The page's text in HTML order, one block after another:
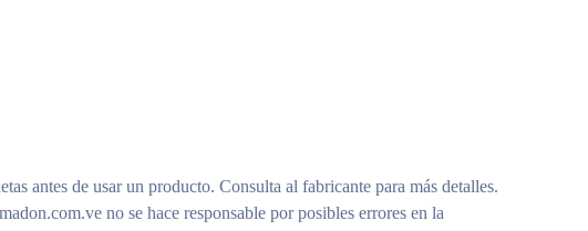
antes de usar un producto. Consulta al fabricante para más detalles.
no se hace responsable por posibles errores en la